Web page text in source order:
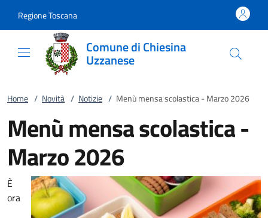
Regione Toscana
Comune di Chiesina
Uzzanese
Home / Novità / Notizie / Menù mensa scolastica - Marzo 2026
Menù mensa scolastica -
Marzo 2026
È
ora